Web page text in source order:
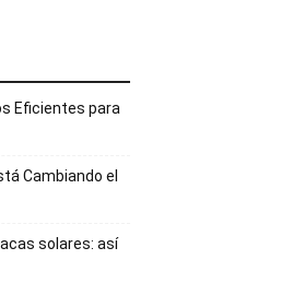
Eficientes para
Cambiando el
solares: así